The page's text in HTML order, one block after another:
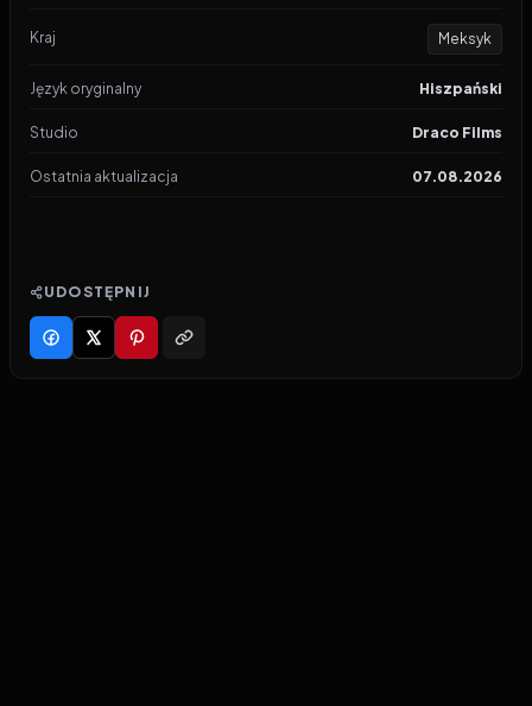
Kraj Meksyk
Język oryginalny Hiszpański
Studio Draco Films
Ostatnia aktualizacja 07.08.2026
UDOSTĘPNIJ